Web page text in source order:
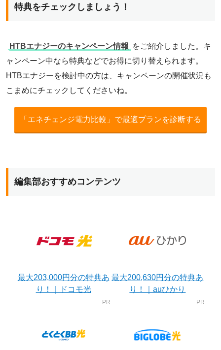
特典をチェックしましょう！
HTBエナジーのキャンペーン情報 をご紹介しました。キ
ャンペーン中なら特典などでお得に切り替えられます。
HTBエナジーを検討中の方は、キャンペーンの開催状況も
こまめにチェックしてくださいね。
「エネチェンジ電力比較」で最適プランを診断する
編集部おすすめコンテンツ
最大203,000円分の特典あ
り！｜ドコモ光
最大200,630円分の特典あ
り！｜auひかり